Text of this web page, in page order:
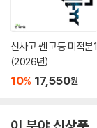
신사고 쎈 고등 미적분1
(2026년)
10% 17,550원